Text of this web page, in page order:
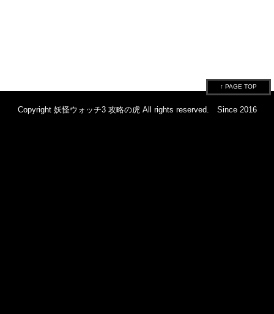
↑ PAGE TOP
Copyright 妖怪ウォッチ3 攻略の虎 All rights reserved. Since 2016